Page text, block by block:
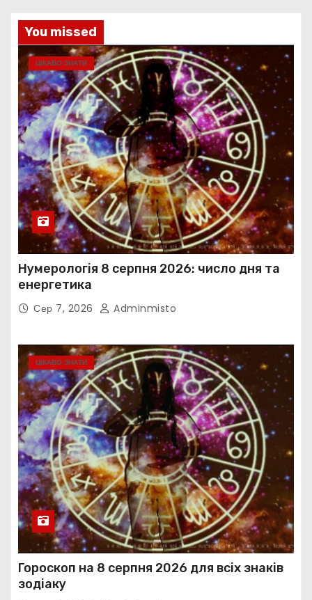
You missed
ЦІКАВО ЗНАТИ
Нумерологія 8 серпня 2026: число дня та
енергетика
Сер 7, 2026 Adminmisto
ЦІКАВО ЗНАТИ
Гороскоп на 8 серпня 2026 для всіх знаків
зодіаку